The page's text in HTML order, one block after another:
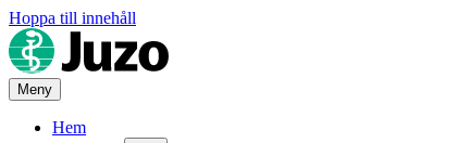
Hoppa till innehåll
Meny
Hem